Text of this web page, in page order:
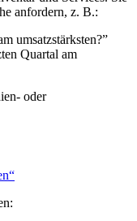
anfordern, z. B.:
umsatzstärksten?”
Quartal am
oder